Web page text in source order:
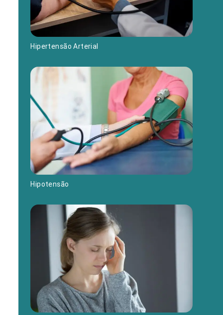
Hipertensão Arterial
Hipotensão